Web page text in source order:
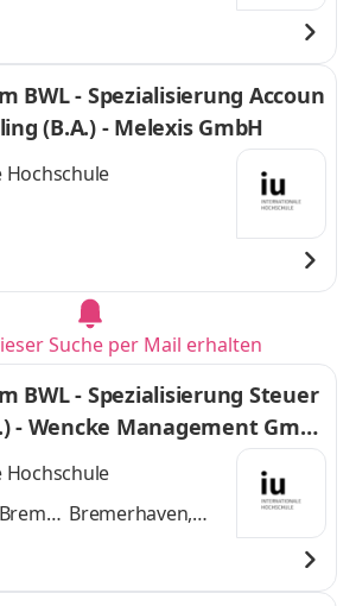
BWL - Spezialisierung Accoun
(B.A.) - Melexis GmbH
Suche per Mail erhalten
BWL - Spezialisierung Steuer
- Wencke Management Gmb
Bremerhaven,